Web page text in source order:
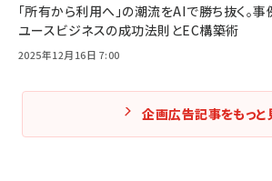
「所有から利用へ」の潮流をAIで勝ち抜く。事
ユースビジネスの成功法則とEC構築術
2025年12月16日 7:00
企画広告記事をもっと